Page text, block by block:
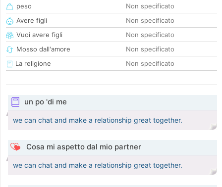
peso
Non specificato
Avere figli
Non specificato
Vuoi avere figli
Non specificato
Mosso dall'amore
Non specificato
La religione
Non specificato
un po 'di me
we can chat and make a relationship great together.
Cosa mi aspetto dal mio partner
we can chat and make a relationship great together.